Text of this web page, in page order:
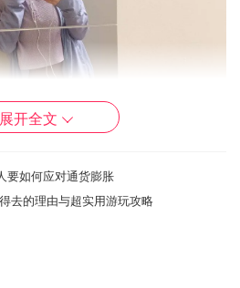
展开全文
要如何应对通货膨胀
去的理由与超实用游玩攻略